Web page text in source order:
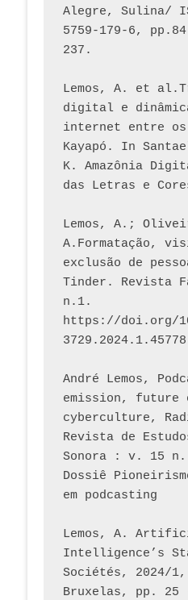
Alegre, Sulina/
5759-179-6,
237.
Lemos, A. et
digital e
internet entre os
Kayapó. In
K. Amazônia
das Letras e
Lemos, A.;
A.Formatação,
exclusão de
Tinder. Revista
n.1.
https://doi.org/
3729.2024.1.45778
André Lemos,
emission, future
cyberculture,
Revista de
Sonora : v. 15
Dossiê
em podcasting
Lemos, A.
Intelligence’s
Sociétés, 2024/
Bruxelas, pp. 25